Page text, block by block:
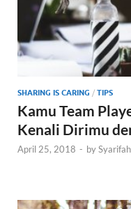
SHARING IS CARING / TIPS
Kamu Team
Kenali Dirimu
April 25, 2018 - by